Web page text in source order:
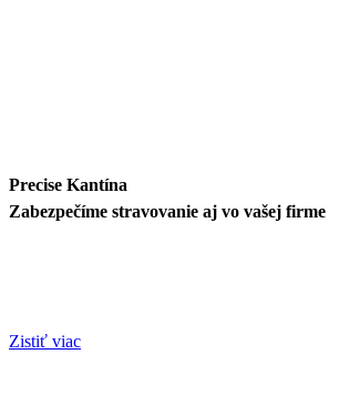
Precise Kantína
Zabezpečíme stravovanie aj vo vašej firme
Zistiť viac